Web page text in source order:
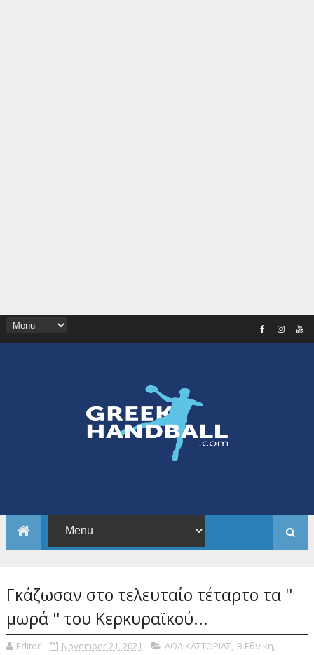
Γκάζωσαν στο τελευταίο τέταρτο τα ''
μωρά '' του Κερκυραϊκού...
Editor November 21, 2021 ΑΟΑ ΚΑΣΤΟΡΙΑΣ, Β Εθνικη,